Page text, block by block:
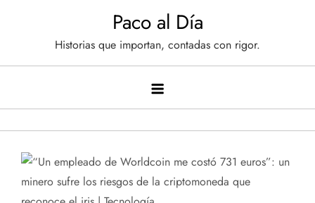
Paco al Día
Historias que importan, contadas con rigor.